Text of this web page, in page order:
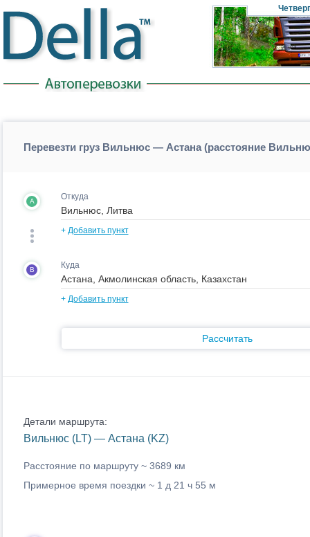
Четверг
Перевезти груз Вильнюс — Астана (расстояние
A Откуда
+ Добавить пункт
B Куда
+ Добавить пункт
Рассчитать
Детали маршрута:
Вильнюс (LT) — Астана (KZ)
Расстояние по маршруту ~ 3689 км
Примерное время поездки ~ 1 д 21 ч 55 м